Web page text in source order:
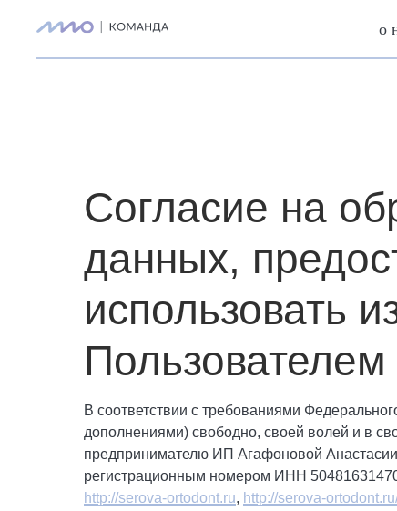
о
Согласие на
данных,
использовать
В соответствии с требованиями
дополнениями) свободно, своей волей и в
предпринимателю ИП Агафоновой Анастасии
регистрационным номером ИНН
http://serova-ortodont.ru, http://serova-